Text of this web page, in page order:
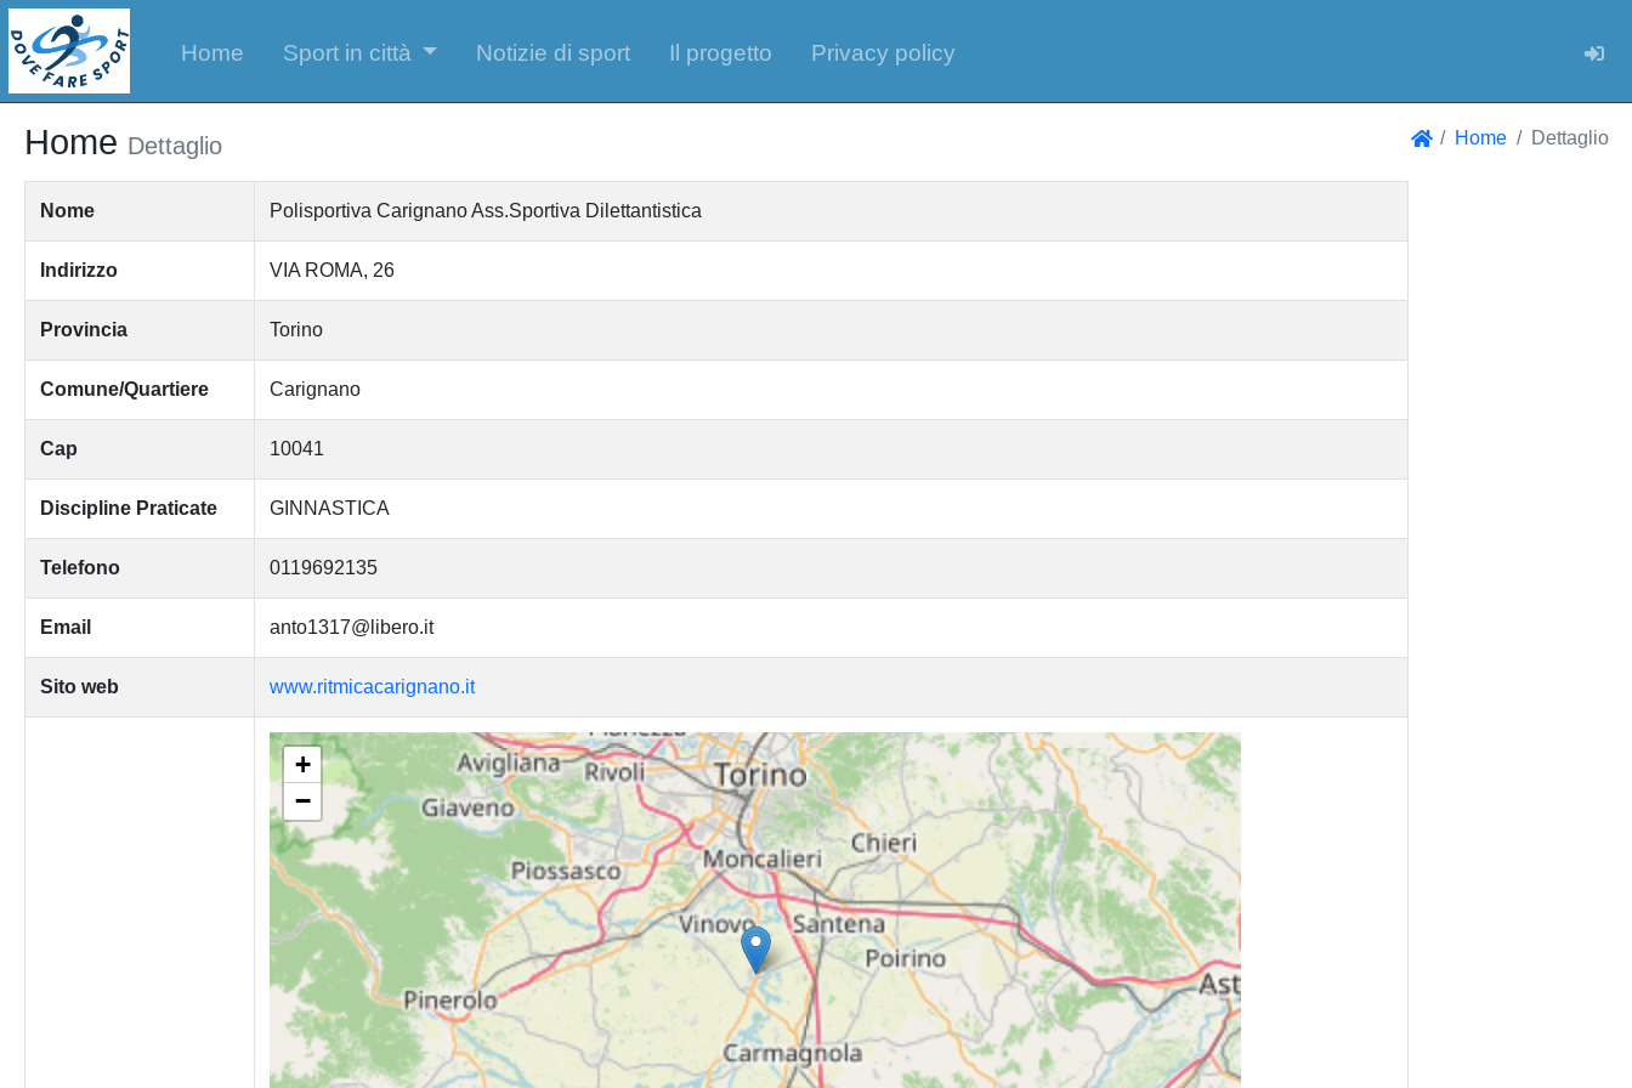
Home Sport in città Notizie di sport Il progetto Privacy policy
Home Dettaglio Home Dettaglio
Nome Polisportiva Carignano Ass.Sportiva Dilettantistica
Indirizzo VIA ROMA, 26
Provincia Torino
Comune/Quartiere Carignano
Cap 10041
Discipline Praticate GINNASTICA
Telefono 0119692135
Email anto1317@libero.it
Sito web www.ritmicacarignano.it
+
−